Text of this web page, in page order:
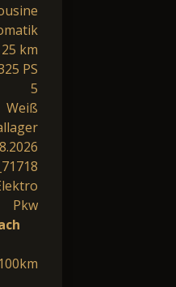
25 km
PS
5
Weiß
Pkw